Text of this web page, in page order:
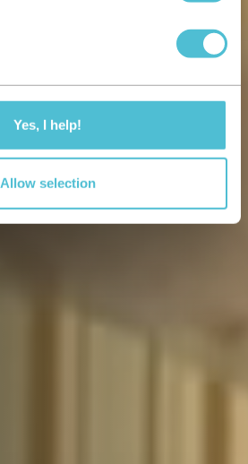
Yes, I help!
Allow selection